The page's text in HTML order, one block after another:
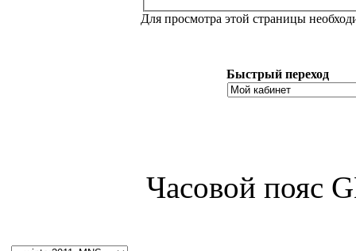
Для просмотра этой страницы
Быстрый переход
Часовой пояс